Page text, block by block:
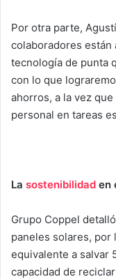
Por otra parte,
colaboradores están
tecnología de punta
con lo que
ahorros, a la vez
personal en tareas
La sostenibilidad en
Grupo Coppel
paneles solares, por
equivalente a salvar
capacidad de